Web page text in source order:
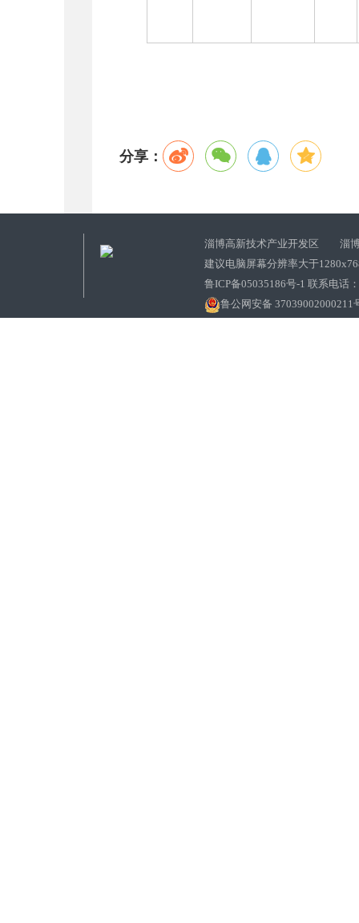
分享：
淄博高新技术产业开发区 淄博
建议电脑屏幕分辨率大于
鲁ICP备05035186号-1 联系电话
鲁公网安备 37039002000211